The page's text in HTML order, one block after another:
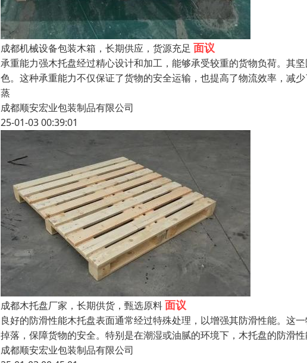
成都机械设备包装木箱，长期供应，货源充足 面议
承重能力强木托盘经过精心设计和加工，能够承受较重的货物负荷。其
色。这种承重能力不仅保证了货物的安全运输，也提高了物流效率，减
蒸
成都顺安宏业包装制品有限公司
25-01-03 00:39:01
成都木托盘厂家，长期供货，甄选原料面议
良好的防滑性能木托盘表面通常经过特殊处理，以增强其防滑性能。这
掉落，保障货物的安全。特别是在潮湿或油腻的环境下，木托盘的防滑
成都顺安宏业包装制品有限公司